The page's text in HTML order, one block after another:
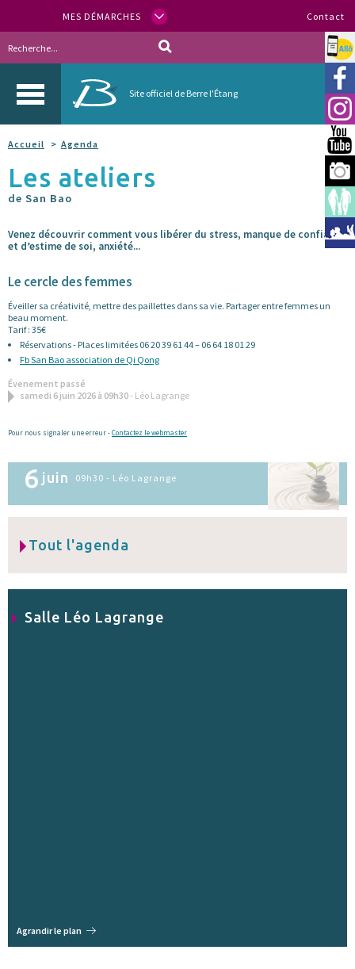
MES DÉMARCHES Contact
Site officiel de Berre l'Étang
Allo
Accueil Agenda
Les ateliers
de San Bao
Venez découvrir comment vous libérer du stress, manque de confiance
et d’estime de soi, anxiété...
Le cercle des femmes
Éveiller sa créativité, mettre des paillettes dans sa vie. Partager entre femmes un
beau moment.
Tarif : 35€
Réservations - Places limitées 06 20 39 61 44 – 06 64 18 01 29
Fb San Bao association de Qi Qong
Évenement passé
samedi 6 juin 2026 à 09h30- Léo Lagrange
Pour nous signaler une erreur -Contactez le webmaster
6 juin 09h30 - Léo Lagrange
Tout l'agenda
Salle Léo Lagrange
Agrandir le plan